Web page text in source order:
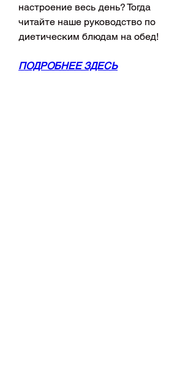
настроение весь день? Тогда
читайте наше руководство по
диетическим блюдам на обед!
ПОДРОБНЕЕ ЗДЕСЬ